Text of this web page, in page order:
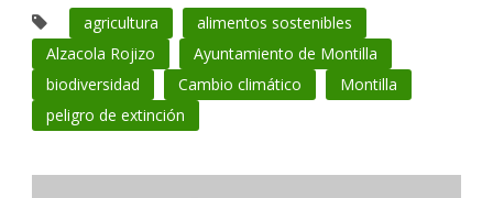
agricultura
alimentos sostenibles
Alzacola Rojizo
Ayuntamiento de Montilla
biodiversidad
Cambio climático
Montilla
peligro de extinción